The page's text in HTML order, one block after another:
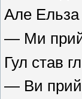
Але Ельза
— Ми
Гул став
— Ви